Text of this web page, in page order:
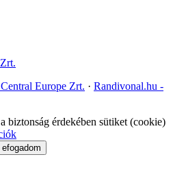
Europe Zrt. · Randivonal.hu -
biztonság érdekében sütiket (cookie)
efogadom